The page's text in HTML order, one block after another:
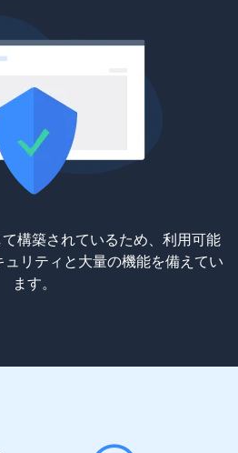
構築されているため、利用可能
リティと大量の機能を備えてい
ます。